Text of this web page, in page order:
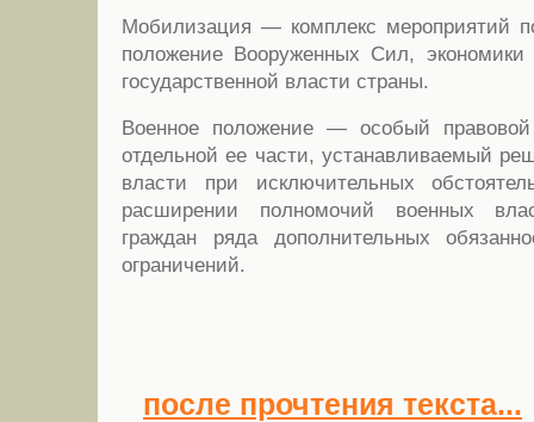
Мобилизация — комплекс мероприятий
положение Вооруженных Сил, экономики
государственной власти страны.
Военное положение — особый
отдельной ее части, устанавливаемый
власти при исключительных
расширении полномочий военных
граждан ряда дополнительных
ограничений.
после прочтения текста...